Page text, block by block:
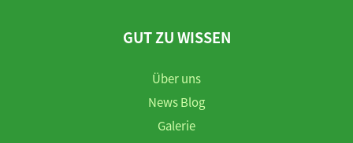
GUT ZU WISSEN
Über uns
News Blog
Galerie